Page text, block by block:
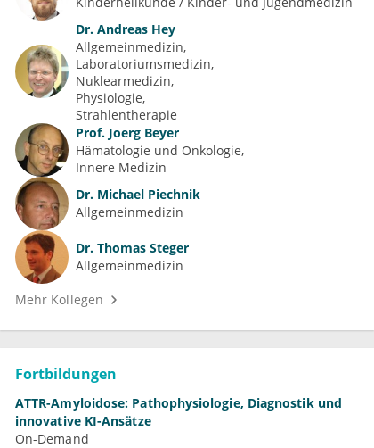
Dr. Andreas Hey
Allgemeinmedizin
Laboratoriumsmedizin
Nuklearmedizin
Physiologie
Strahlentherapie
Prof. Joerg Beyer
Hämatologie und Onkologie
Innere Medizin
Dr. Michael Piechnik
Allgemeinmedizin
Dr. Thomas Steger
Allgemeinmedizin
Mehr Kollegen
Fortbildungen
ATTR-Amyloidose: Pathophysiologie, Diagnostik und
innovative KI-Ansätze
On-Demand